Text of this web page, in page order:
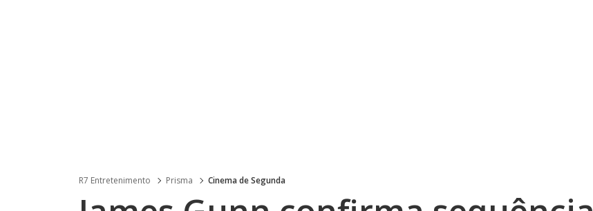
R7 Entretenimento Prisma Cinema de Segunda